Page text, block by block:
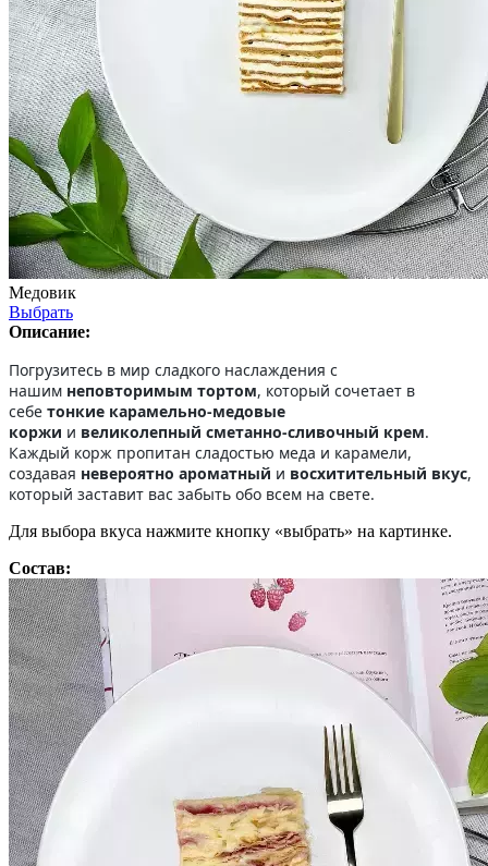
Медовик
Выбрать
Описание:
Погрузитесь в мир сладкого наслаждения с
нашим неповторимым тортом, который сочетает в
себе тонкие карамельно-медовые
коржи и великолепный сметанно-сливочный крем.
Каждый корж пропитан сладостью меда и карамели,
создавая невероятно ароматный и восхитительный вкус,
который заставит вас забыть обо всем на свете.
Для выбора вкуса нажмите кнопку «выбрать» на картинке.
Состав: